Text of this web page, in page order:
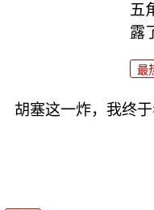
五
露
最
胡塞这一炸，我终